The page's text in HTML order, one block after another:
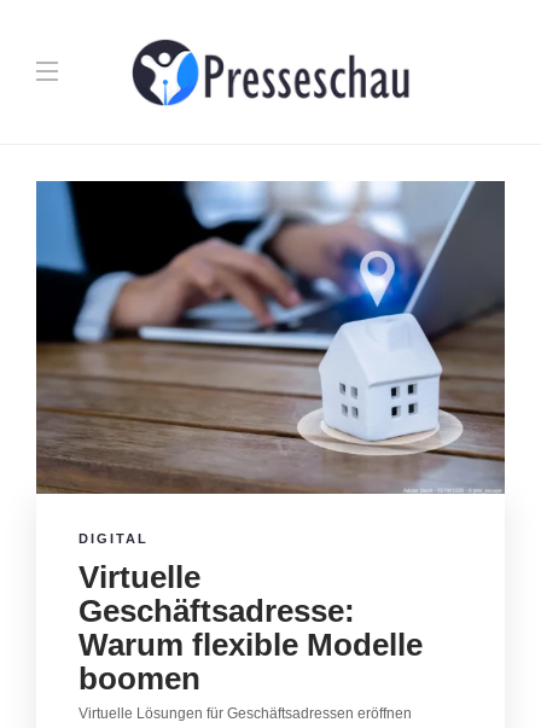
DIGITAL
Virtuelle
Geschäftsadresse:
Warum flexible Modelle
boomen
Virtuelle Lösungen für Geschäftsadressen eröffnen